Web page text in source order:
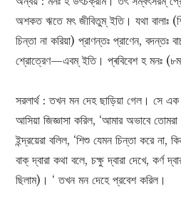
অশকত ঋতে মৎ জীবিতুম্ ইতি। যথা বালাঃ
চিন্তা না করিয়া) প্রাণন্তঃ প্রাণেন, বদন্তঃ
শ্রোত্রেণ—এবম্ ইতি। প্ৰবিবেশ হ মনঃ (৮ম
সরলার্থ : তখন মন দেহ ছাড়িয়া গেল। সে এক
আসিয়া জিজ্ঞাসা করিল, ‘আমার অভাবে তোমরা
ইন্দ্রয়েরা বলিল, ‘শিশু যেমন চিন্তা করে না,
বাক্ দ্বারা কথা বলে, চক্ষু দ্বারা দেখে, কর্ণ
ছিলাম)। ‘ তখন মন দেহে প্রবেশ করিল।